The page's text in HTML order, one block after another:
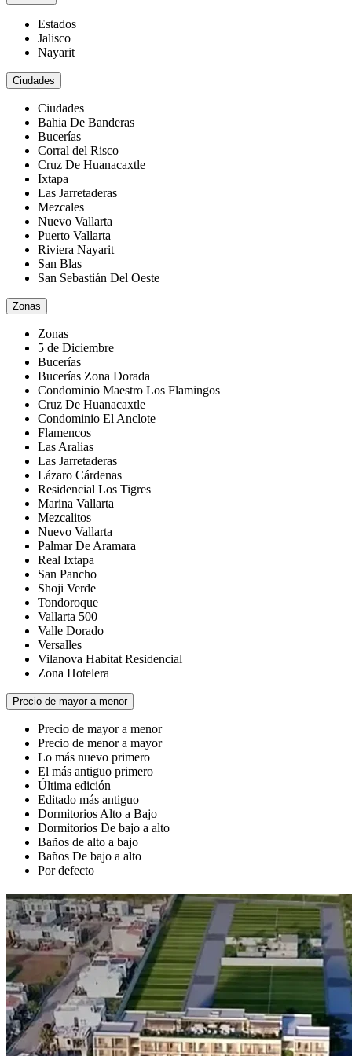
Estados
Jalisco
Nayarit
Ciudades
Ciudades
Bahia De Banderas
Bucerías
Corral del Risco
Cruz De Huanacaxtle
Ixtapa
Las Jarretaderas
Mezcales
Nuevo Vallarta
Puerto Vallarta
Riviera Nayarit
San Blas
San Sebastián Del Oeste
Zonas
Zonas
5 de Diciembre
Bucerías
Bucerías Zona Dorada
Condominio Maestro Los Flamingos
Cruz De Huanacaxtle
Condominio El Anclote
Flamencos
Las Aralias
Las Jarretaderas
Lázaro Cárdenas
Residencial Los Tigres
Marina Vallarta
Mezcalitos
Nuevo Vallarta
Palmar De Aramara
Real Ixtapa
San Pancho
Shoji Verde
Tondoroque
Vallarta 500
Valle Dorado
Versalles
Vilanova Habitat Residencial
Zona Hotelera
Precio de mayor a menor
Precio de mayor a menor
Precio de menor a mayor
Lo más nuevo primero
El más antiguo primero
Última edición
Editado más antiguo
Dormitorios Alto a Bajo
Dormitorios De bajo a alto
Baños de alto a bajo
Baños De bajo a alto
Por defecto